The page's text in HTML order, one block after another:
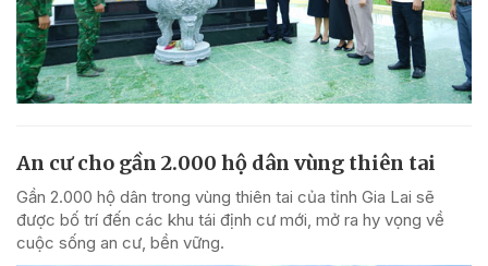
An cư cho gần 2.000 hộ dân vùng thiên tai
Gần 2.000 hộ dân trong vùng thiên tai của tỉnh Gia Lai sẽ
được bố trí đến các khu tái định cư mới, mở ra hy vọng về
cuộc sống an cư, bền vững.